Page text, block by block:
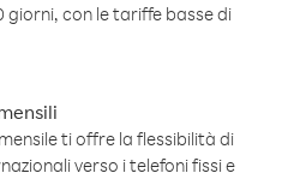
con le tariffe basse di
ti offre la flessibilità di
verso i telefoni fissi e